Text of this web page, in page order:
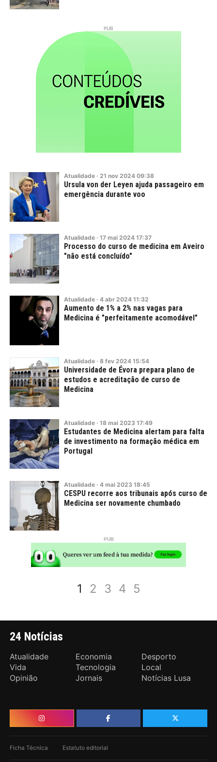
Atualidade · 21 nov 2024 09:38
Ursula von der Leyen ajuda passageiro em
emergência durante voo
Atualidade · 17 mai 2024 17:37
Processo do curso de medicina em Aveiro
"não está concluído"
Atualidade · 4 abr 2024 11:32
Aumento de 1% a 2% nas vagas para
Medicina é "perfeitamente acomodável"
Atualidade · 8 fev 2024 15:54
Universidade de Évora prepara plano de
estudos e acreditação de curso de
Medicina
Atualidade · 18 mai 2023 17:49
Estudantes de Medicina alertam para falta
de investimento na formação médica em
Portugal
Atualidade · 4 mai 2023 18:45
CESPU recorre aos tribunais após curso de
Medicina ser novamente chumbado
1 2 3 4 5
24 Notícias
Atualidade Economia
Desporto
Vida
Tecnologia
Local
Opinião
Jornais Notícias Lusa
Ficha Técnica Estatuto editorial